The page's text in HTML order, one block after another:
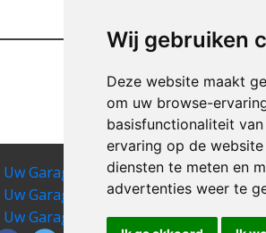
Wij gebruiken
Deze website maakt
om uw browse-
basisfunctionaliteit
ervaring op de
diensten te meten en
advertenties weer te
Garage bekkerzeel
Garage berg
Garage bever